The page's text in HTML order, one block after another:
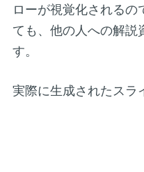
ローが視覚化されるの
ても、他の人への解説
す。
実際に生成されたスラ